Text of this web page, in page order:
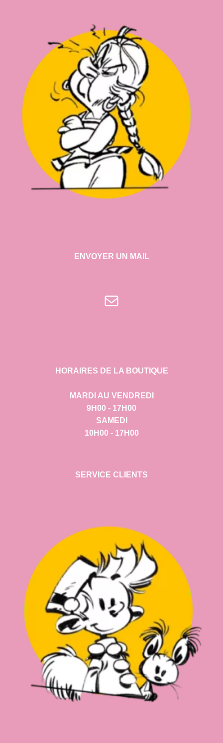
ENVOYER UN MAIL
E-mail
HORAIRES DE LA BOUTIQUE
MARDI AU VENDREDI
9H00 - 17H00
SAMEDI
10H00 - 17H00
SERVICE CLIENTS